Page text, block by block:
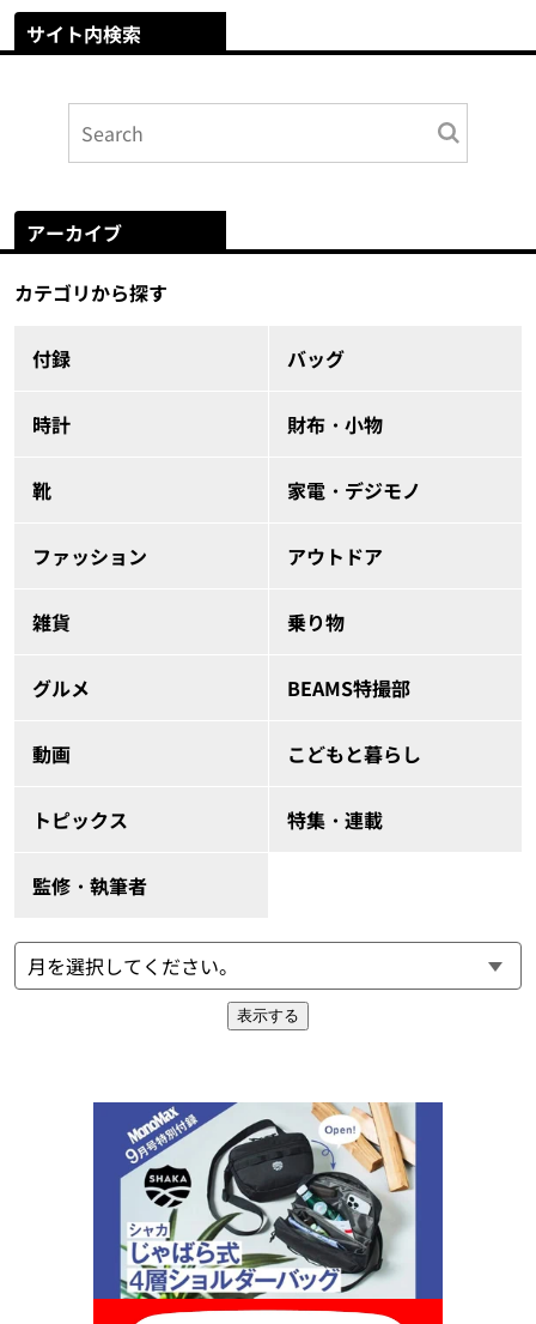
サイト内検索
アーカイブ
カテゴリから探す
付録 バッグ
時計 財布・小物
靴 家電・デジモノ
ファッション アウトドア
雑貨 乗り物
グルメ BEAMS特撮部
動画 こどもと暮らし
トピックス 特集・連載
監修・執筆者
表示する